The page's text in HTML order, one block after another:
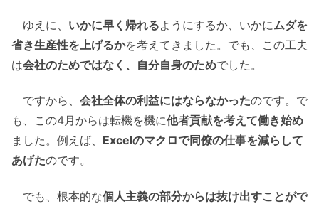
ゆえに、 いかに早く帰れるようにするか、いかにムダを
省き生産性を上げるかを考えてきました。でも、この工夫
は会社のためではなく、自分自身のためでした。
ですから、 会社全体の利益にはならなかったのです。で
も、この4月からは転機を機に他者貢献を考えて働き始め
ました。例えば、 Excelのマクロで同僚の仕事を減らして
あげたのです。
でも、根本的な個人主義の部分からは抜け出すことがで